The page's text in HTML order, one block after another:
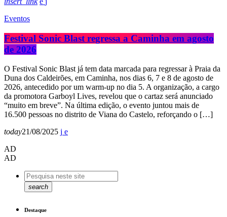
Eventos
Festival Sonic Blast regressa a Caminha em agosto
de 2026
O Festival Sonic Blast já tem data marcada para regressar à Praia da
Duna dos Caldeirões, em Caminha, nos dias 6, 7 e 8 de agosto de
2026, antecedido por um warm-up no dia 5. A organização, a cargo
da promotora Garboyl Lives, revelou que o cartaz será anunciado
“muito em breve”. Na última edição, o evento juntou mais de
16.500 pessoas no distrito de Viana do Castelo, reforçando o […]
today21/08/2025
AD
AD
search
Destaque